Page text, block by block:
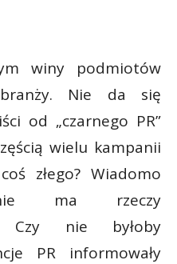
winy podmiotów
Nie da się
od „czarnego PR”
wielu kampanii
złego? Wiadomo
ma rzeczy
Czy nie byłoby
PR informowały